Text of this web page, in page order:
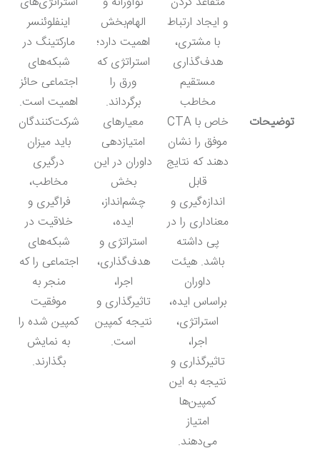
توضیحات
و ایجاد ارتباط
با مشتری،
هدف‌گذاری
مستقیم
مخاطب
خاص با CTA
موفق را نشان
دهند که نتایج
قابل
اندازه‌گیری و
معناداری را در
پی داشته
باشد. هیئت
داوران
براساس ایده،
استراتژی،
اجرا،
تاثیرگذاری و
نتیجه به این
کمپین‌ها
امتیاز
می‌دهند.
الهام‌بخش
اهمیت دارد؛
استراتژی که
ورق را
برگرداند.
معیارهای
امتیازدهی
داوران در این
بخش
چشم‌انداز،
ایده،
استراتژی و
هدف‌گذاری،
اجرا،
تاثیرگذاری و
نتیجه کمپین
است.
اینفلوئنسر
مارکتینگ در
شبکه‌های
اجتماعی حائز
اهمیت است.
شرکت‌کنندگان
باید میزان
درگیری
مخاطب،
فراگیری و
خلاقیت در
شبکه‌های
اجتماعی را که
منجر به
موفقیت
کمپین شده را
به نمایش
بگذارند.